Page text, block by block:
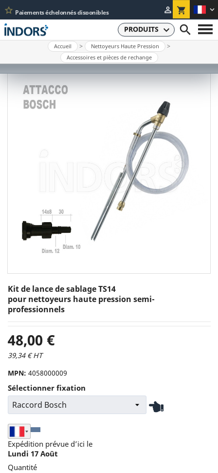
star_border Paiements échelonnés disponibles 
shopping_cart


PRODUITS 
ASSISTANCE
CONTACTS
Accueil
Nettoyeurs Haute Pression
Accessoires et pièces de rechange
Kit de lance de sablage TS14
pour nettoyeurs haute pression semi-
professionnels
48,00 €
39,34 € HT
MPN: 4058000009
Sélectionner fixation
Seleziona Nazione di Spedizione
Expédition prévue d’ici le
Lundi 17 Août
Quantité